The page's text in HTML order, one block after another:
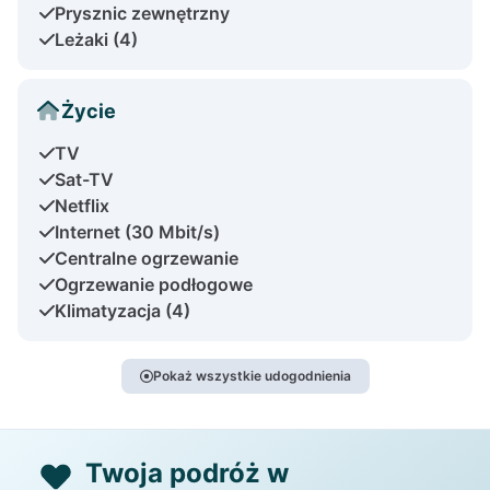
Prysznic zewnętrzny
Leżaki (4)
Życie
TV
Sat-TV
Netflix
Internet (30 Mbit/s)
Centralne ogrzewanie
Ogrzewanie podłogowe
Klimatyzacja (4)
Pokaż wszystkie udogodnienia
Twoja podróż w